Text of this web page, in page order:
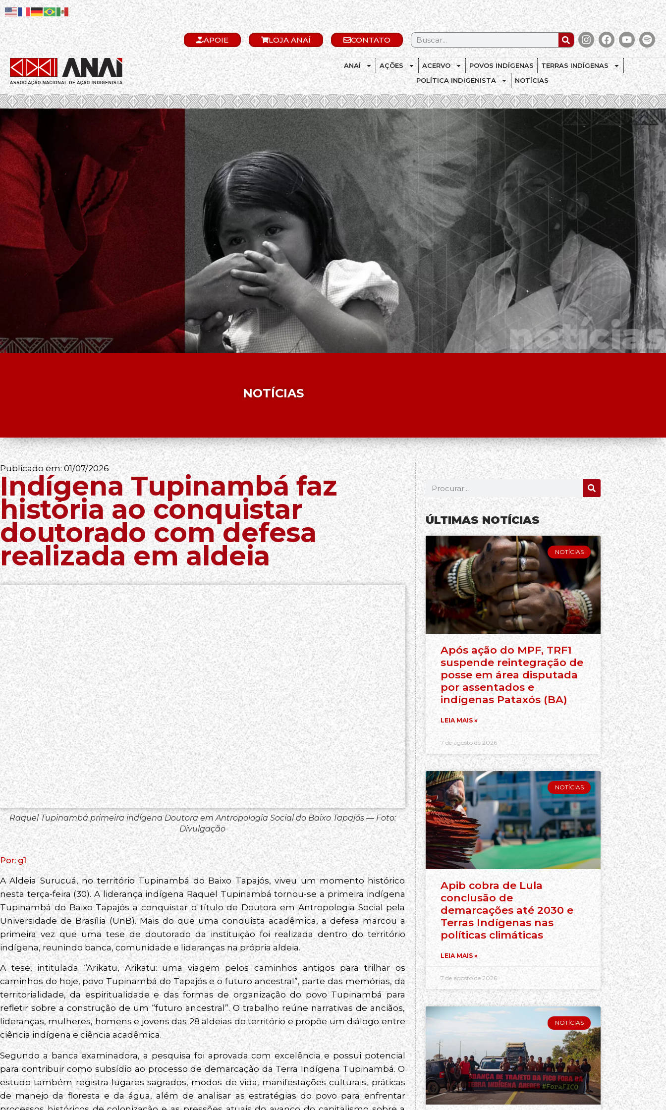
APOIE LOJA ANAÍ CONTATO
ANAÍ AÇÕES ACERVO POVOS INDÍGENAS
TERRAS INDÍGENAS
POLÍTICA INDIGENISTA
NOTÍCIAS
.
NOTÍCIAS
Publicado em: 01/07/2026
Indígena Tupinambá faz
história ao conquistar
doutorado com defesa
realizada em aldeia
Raquel Tupinambá primeira indígena Doutora em Antropologia Social do Baixo Tapajós — Foto:
Divulgação
Por: g1
A Aldeia Surucuá, no território Tupinambá do Baixo Tapajós, viveu um momento histórico
nesta terça-feira (30). A liderança indígena Raquel Tupinambá tornou-se a primeira indígena
Tupinambá do Baixo Tapajós a conquistar o título de Doutora em Antropologia Social pela
Universidade de Brasília (UnB). Mais do que uma conquista acadêmica, a defesa marcou a
primeira vez que uma tese de doutorado da instituição foi realizada dentro do território
indígena, reunindo banca, comunidade e lideranças na própria aldeia.
A tese, intitulada “Arikatu, Arikatu: uma viagem pelos caminhos antigos para trilhar os
caminhos do hoje, povo Tupinambá do Tapajós e o futuro ancestral”, parte das memórias, da
territorialidade, da espiritualidade e das formas de organização do povo Tupinambá para
refletir sobre a construção de um “futuro ancestral”. O trabalho reúne narrativas de anciãos,
lideranças, mulheres, homens e jovens das 28 aldeias do território e propõe um diálogo entre
ciência indígena e ciência acadêmica.
Segundo a banca examinadora, a pesquisa foi aprovada com excelência e possui potencial
para contribuir como subsídio ao processo de demarcação da Terra Indígena Tupinambá. O
estudo também registra lugares sagrados, modos de vida, manifestações culturais, práticas
de manejo da floresta e da água, além de analisar as estratégias do povo para enfrentar
ÚLTIMAS NOTÍCIAS
NOTÍCIAS
Após ação do MPF, TRF1
suspende reintegração de
posse em área disputada
por assentados e
indígenas Pataxós (BA)
LEIA MAIS »
7 de agosto de 2026
NOTÍCIAS
Apib cobra de Lula
conclusão de
demarcações até 2030 e
Terras Indígenas nas
políticas climáticas
LEIA MAIS »
7 de agosto de 2026
NOTÍCIAS